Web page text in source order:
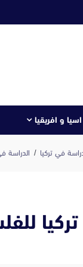
و افريقيا
في تركيا الدراسة في